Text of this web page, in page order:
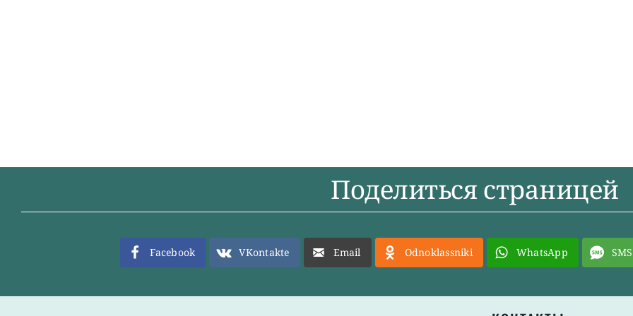
Поделиться страницей
Facebook VKontakte Email Odnoklassniki WhatsApp SMS